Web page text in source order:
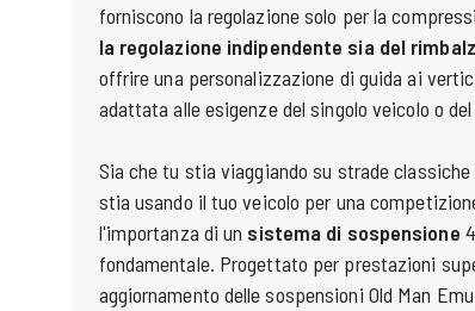
forniscono la regolazione solo per la
la regolazione indipendente sia del
offrire una personalizzazione di guida ai
adattata alle esigenze del singolo veicolo o
Sia che tu stia viaggiando su strade
stia usando il tuo veicolo per una
l'importanza di un sistema di sospensione
fondamentale. Progettato per prestazioni
aggiornamento delle sospensioni Old Man